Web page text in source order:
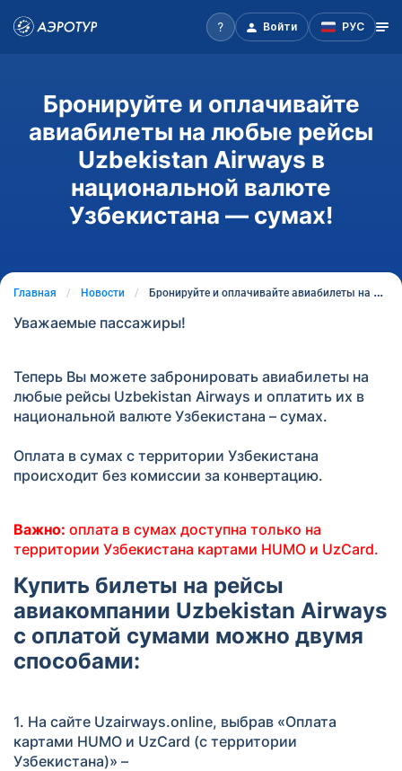
Войти РУС
Бронируйте и оплачивайте
авиабилеты на любые рейсы
Uzbekistan Airways в
национальной валюте
Узбекистана — сумах!
Главная Новости Бронируйте и оплачивайте авиабилеты на любые рейсы Uzbekistan Airways в национальной валюте Узбекистана — сумах!
Уважаемые пассажиры!
Теперь Вы можете забронировать авиабилеты на
любые рейсы Uzbekistan Airways и оплатить их в
национальной валюте Узбекистана – сумах.
Оплата в сумах с территории Узбекистана
происходит без комиссии за конвертацию.
Важно: оплата в сумах доступна только на
территории Узбекистана картами HUMO и UzCard.
Купить билеты на рейсы
авиакомпании Uzbekistan Airways
с оплатой сумами можно двумя
способами:
1. На сайте Uzairways.online, выбрав «Оплата
картами HUMO и UzCard (с территории
Узбекистана)» –